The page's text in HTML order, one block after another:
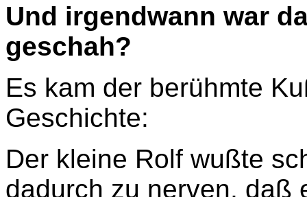
Und irgendwann war
geschah?
Es kam der berühmte
Geschichte:
Der kleine Rolf wußte
dadurch zu nerven, daß